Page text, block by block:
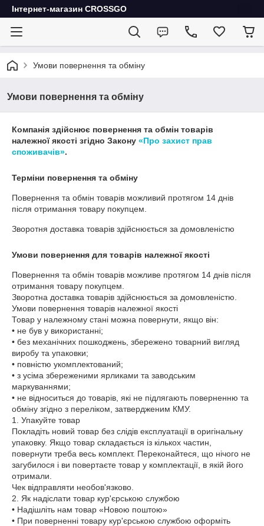
Інтернет-магазин CROSSGO
Умови повернення та обміну
Умови повернення та обміну
Компанія здійснює повернення та обмін товарів
належної якості згідно Закону «Про захист прав
споживачів».
Терміни повернення та обміну
Повернення та обмін товарів можливий протягом 14 днів
після отримання товару покупцем.
Зворотня доставка товарів здійснюється за домовленістю
Умови повернення для товарів належної якості
Повернення та обмін товарів можливе протягом 14 днів після
отримання товару покупцем.
Зворотна доставка товарів здійснюється за домовленістю.
Умови повернення товарів належної якості
Товар у належному стані можна повернути, якщо він:
• не був у використанні;
• без механічних пошкоджень, збережено товарний вигляд
виробу та упаковки;
• повністю укомплектований;
• з усіма збереженими ярликами та заводським
маркуваннями;
• не відноситься до товарів, які не підлягають поверненню та
обміну згідно з переліком, затвердженим КМУ.
1. Упакуйте товар
Покладіть новий товар без слідів експлуатації в оригінальну
упаковку. Якщо товар складається із кількох частин,
повернути треба весь комплект. Переконайтеся, що нічого не
загубилося і ви повертаєте товар у комплектації, в якій його
отримали.
Чек відправляти необов'язково.
2. Як надіслати товар кур'єрською службою
• Надішліть нам товар «Новою поштою»
• При поверненні товару кур'єрською службою оформіть